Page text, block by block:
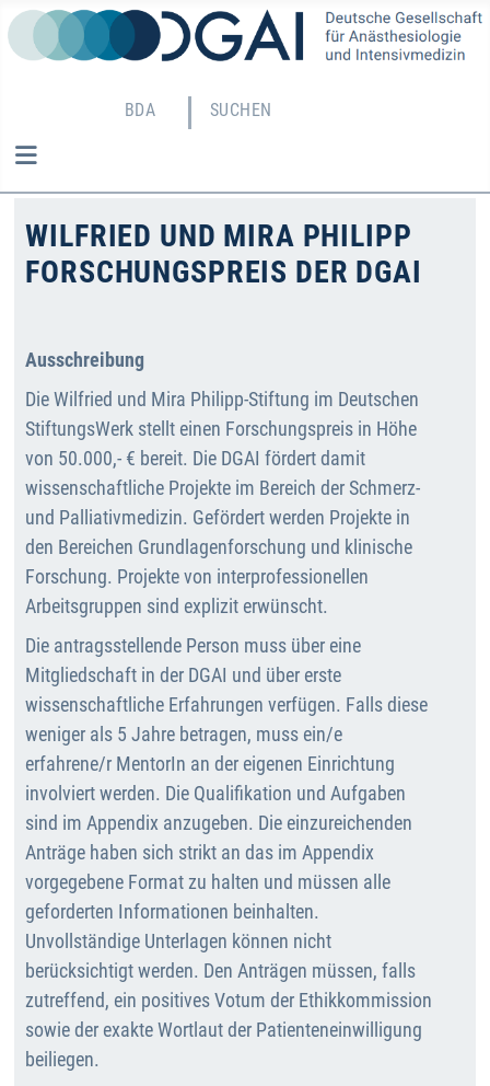
BDA SUCHEN
WILFRIED UND MIRA PHILIPP
FORSCHUNGSPREIS DER DGAI
Ausschreibung
Die Wilfried und Mira Philipp-Stiftung im Deutschen
StiftungsWerk stellt einen Forschungspreis in Höhe
von 50.000,- € bereit. Die DGAI fördert damit
wissenschaftliche Projekte im Bereich der Schmerz-
und Palliativmedizin. Gefördert werden Projekte in
den Bereichen Grundlagenforschung und klinische
Forschung. Projekte von interprofessionellen
Arbeitsgruppen sind explizit erwünscht.
Die antragsstellende Person muss über eine
Mitgliedschaft in der DGAI und über erste
wissenschaftliche Erfahrungen verfügen. Falls diese
weniger als 5 Jahre betragen, muss ein/e
erfahrene/r MentorIn an der eigenen Einrichtung
involviert werden. Die Qualifikation und Aufgaben
sind im Appendix anzugeben. Die einzureichenden
Anträge haben sich strikt an das im Appendix
vorgegebene Format zu halten und müssen alle
geforderten Informationen beinhalten.
Unvollständige Unterlagen können nicht
berücksichtigt werden. Den Anträgen müssen, falls
zutreffend, ein positives Votum der Ethikkommission
sowie der exakte Wortlaut der Patienteneinwilligung
beiliegen.